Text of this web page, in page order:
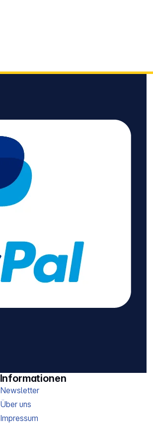
Informationen
Newsletter
Über uns
Impressum